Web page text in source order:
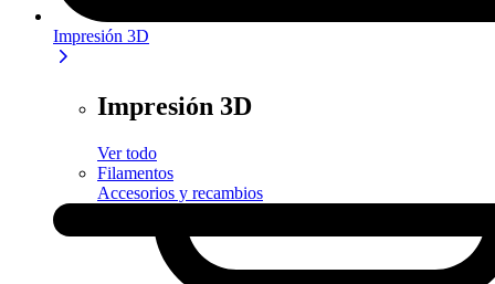
Impresión 3D
Impresión 3D
Ver todo
Filamentos
Accesorios y recambios